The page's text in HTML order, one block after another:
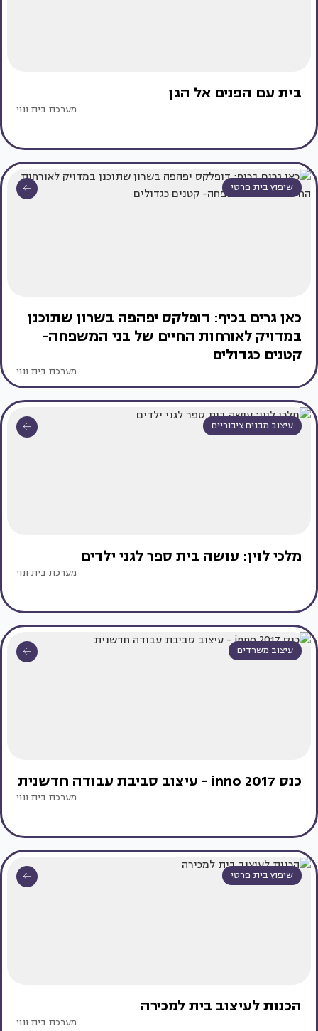
בית עם הפנים אל הגן
מערכת בית ונוי
שיפוץ בית פרטי
כאן גרים בכיף: דופלקס יפהפה בשרון שתוכנן
במדויק לאורחות החיים של בני המשפחה-
קטנים כגדולים
מערכת בית ונוי
עיצוב מבנים ציבוריים
מלכי לוין: עושה בית ספר לגני ילדים
מערכת בית ונוי
עיצוב משרדים
כנס inno 2017 - עיצוב סביבת עבודה חדשנית
מערכת בית ונוי
שיפוץ בית פרטי
הכנות לעיצוב בית למכירה
מערכת בית ונוי